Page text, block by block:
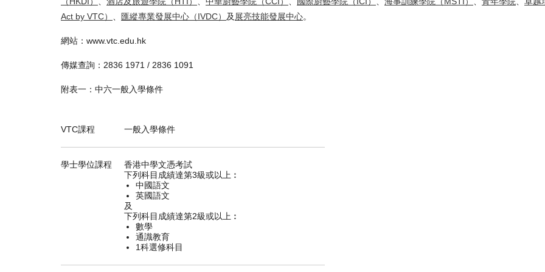
Act by VTC）
匯縱專業發展中心（IVDC） 及 展亮技能發展中心。
網站：www.vtc.edu.hk
傳媒查詢：2836 1971 / 2836 1091
附表一：中六一般入學條件
VTC課程 一般入學條件
學士學位課程
香港中學文憑考試
下列科目成績達第3級或以上︰
中國語文
英國語文
及
下列科目成績達第2級或以上︰
數學
通識教育
1科選修科目